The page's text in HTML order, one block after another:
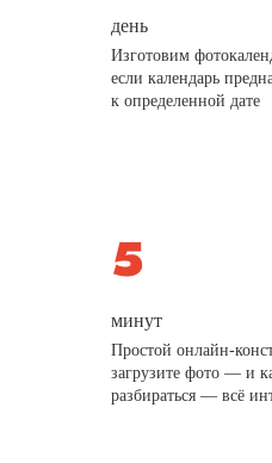
день
Изготовим
если календарь
к определенной дате
минут
Простой онлайн-
загрузите фото — и
разбираться — всё